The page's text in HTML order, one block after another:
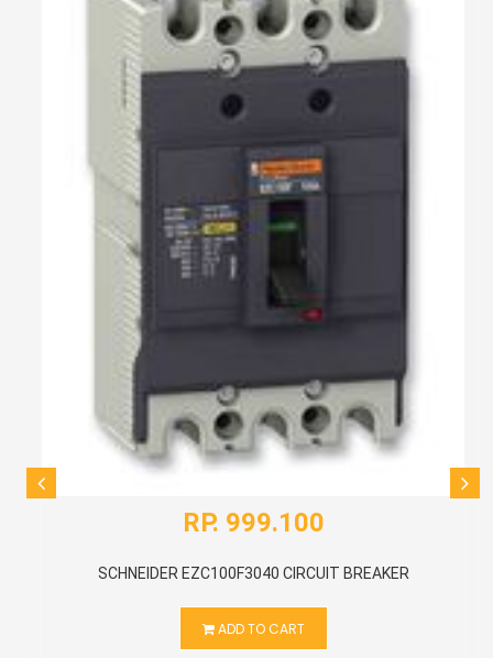
RP. 999.100
SCHNEIDER EZC100F3040 CIRCUIT BREAKER
ADD TO CART